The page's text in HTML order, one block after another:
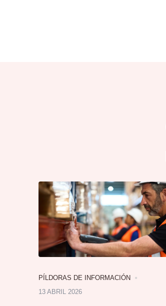
PÍLDORAS DE INFORMACIÓN
13 ABRIL 2026